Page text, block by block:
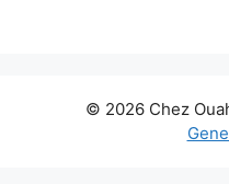
© 2026 Chez